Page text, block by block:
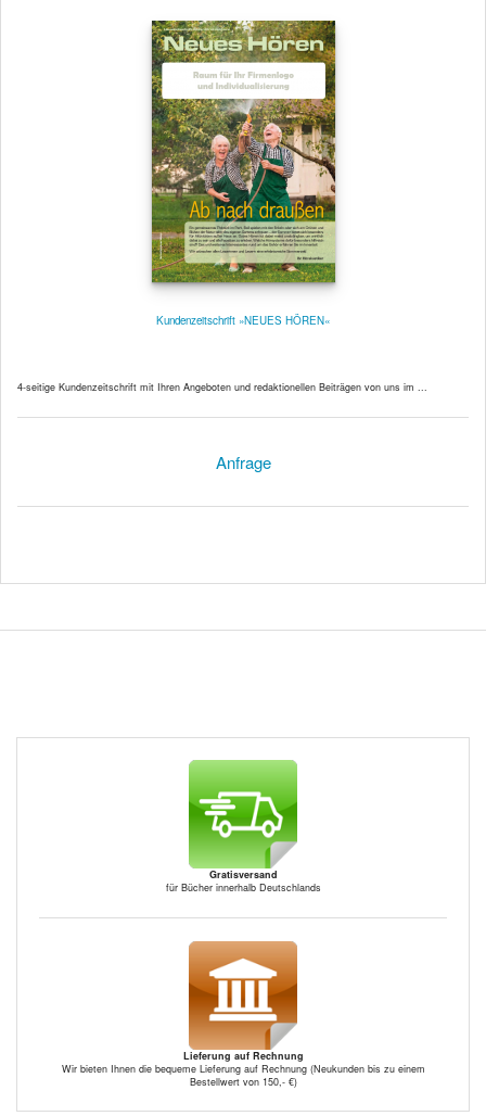
Kundenzeitschrift »NEUES HÖREN«
4-seitige Kundenzeitschrift mit Ihren Angeboten und redaktionellen Beiträgen von uns im ...
Anfrage
Gratisversand
für Bücher innerhalb Deutschlands
Lieferung auf Rechnung
Wir bieten Ihnen die bequeme Lieferung auf Rechnung (Neukunden bis zu einem
Bestellwert von 150,- €)